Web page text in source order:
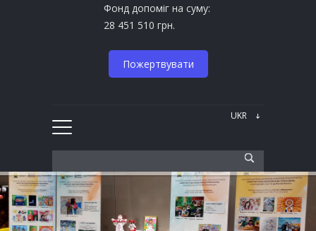
Фонд допоміг на суму:
28 451 510 грн.
Пожертвувати